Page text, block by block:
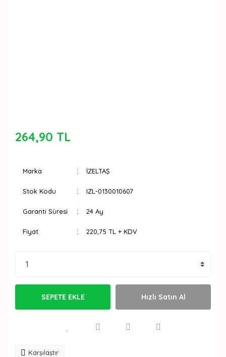
264,90 TL
Marka İZELTAŞ
Stok Kodu IZL-0130010607
Garanti Süresi 24 Ay
Fiyat 220,75 TL + KDV
SEPETE EKLE Hızlı Satın Al
Karşılaştır